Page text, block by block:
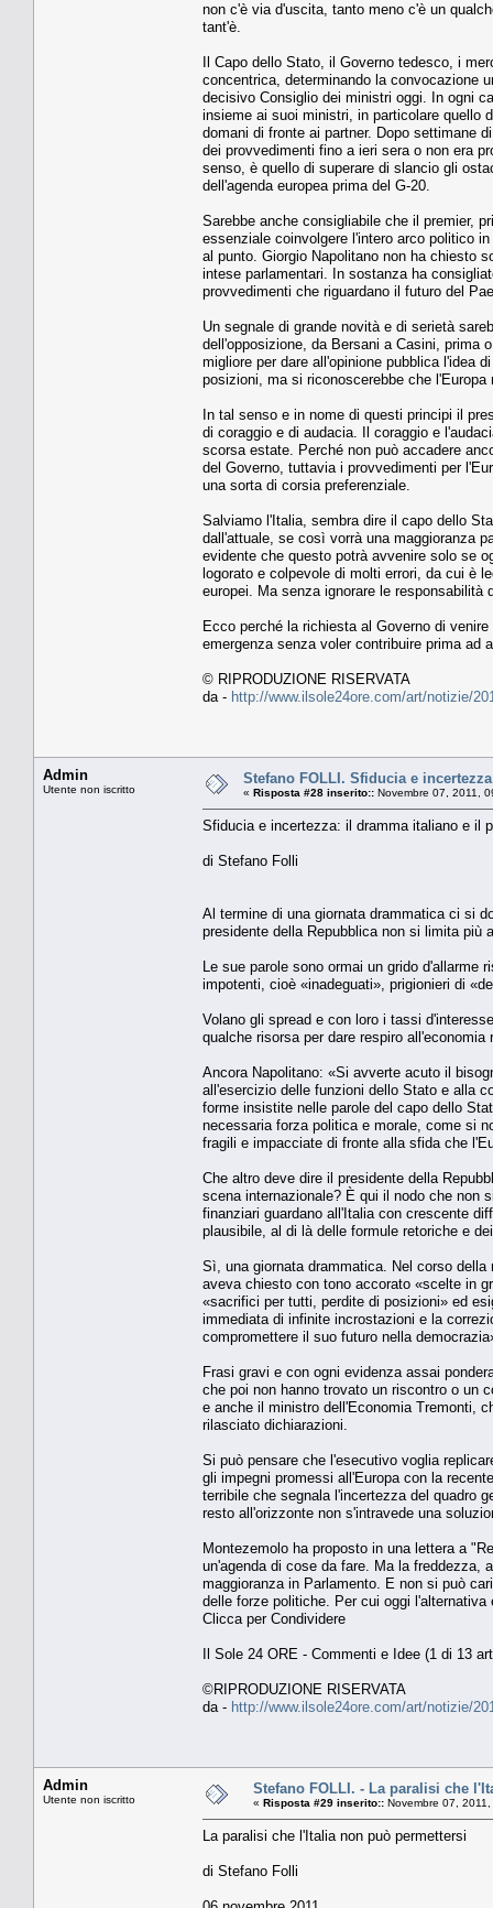
non c'è via d'uscita, tanto meno c'è un
tant'è.
Il Capo dello Stato, il Governo tedesco, i
concentrica, determinando la convocazione
decisivo Consiglio dei ministri oggi. In ogni
insieme ai suoi ministri, in particolare quello
domani di fronte ai partner. Dopo settimane
dei provvedimenti fino a ieri sera o non era
senso, è quello di superare di slancio gli
dell'agenda europea prima del G-20.
Sarebbe anche consigliabile che il premier,
essenziale coinvolgere l'intero arco politico
al punto. Giorgio Napolitano non ha chiesto
intese parlamentari. In sostanza ha
provvedimenti che riguardano il futuro del
Un segnale di grande novità e di serietà
dell'opposizione, da Bersani a Casini, prima
migliore per dare all'opinione pubblica l'idea
posizioni, ma si riconoscerebbe che
In tal senso e in nome di questi principi il
di coraggio e di audacia. Il coraggio e
scorsa estate. Perché non può accadere
del Governo, tuttavia i provvedimenti per
una sorta di corsia preferenziale.
Salviamo l'Italia, sembra dire il capo dello
dall'attuale, se così vorrà una maggioranza
evidente che questo potrà avvenire solo se
logorato e colpevole di molti errori, da cui è
europei. Ma senza ignorare le
Ecco perché la richiesta al Governo di
emergenza senza voler contribuire prima ad
© RIPRODUZIONE RISERVATA
da - http://www.ilsole24ore.com/art/notizie/
Admin
Utente non iscritto
Stefano FOLLI. Sfiducia e
« Risposta #28 inserito:: Novembre 07, 2011,
Sfiducia e incertezza: il dramma italiano e il
di Stefano Folli
Al termine di una giornata drammatica ci si
presidente della Repubblica non si limita più
Le sue parole sono ormai un grido d'allarme
impotenti, cioè «inadeguati», prigionieri di
Volano gli spread e con loro i tassi
qualche risorsa per dare respiro all'economia
Ancora Napolitano: «Si avverte acuto il
all'esercizio delle funzioni dello Stato e alla
forme insistite nelle parole del capo dello
necessaria forza politica e morale, come si
fragili e impacciate di fronte alla sfida che
Che altro deve dire il presidente della
scena internazionale? È qui il nodo che non
finanziari guardano all'Italia con crescente
plausibile, al di là delle formule retoriche e
Sì, una giornata drammatica. Nel corso
aveva chiesto con tono accorato «scelte in
«sacrifici per tutti, perdite di posizioni» ed
immediata di infinite incrostazioni e la
compromettere il suo futuro nella
Frasi gravi e con ogni evidenza assai
che poi non hanno trovato un riscontro o un
e anche il ministro dell'Economia Tremonti,
rilasciato dichiarazioni.
Si può pensare che l'esecutivo voglia
gli impegni promessi all'Europa con la
terribile che segnala l'incertezza del quadro
resto all'orizzonte non s'intravede una
Montezemolo ha proposto in una lettera a
un'agenda di cose da fare. Ma la freddezza,
maggioranza in Parlamento. E non si può
delle forze politiche. Per cui oggi
Clicca per Condividere
Il Sole 24 ORE - Commenti e Idee (1 di 13
©RIPRODUZIONE RISERVATA
da - http://www.ilsole24ore.com/art/notizie/
Admin
Utente non iscritto
Stefano FOLLI. - La paralisi che
« Risposta #29 inserito:: Novembre 07,
La paralisi che l'Italia non può permettersi
di Stefano Folli